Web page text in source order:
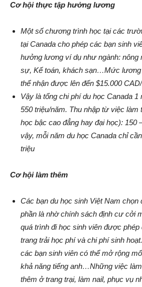
Cơ hội thực tập hưởng lương
Một số chương trình học tại các
tại Canada cho phép các bạn sinh
hưởng lương ví dụ như ngành: nông
sự, Kế toán, khách sạn…Mức lương
thể nhận được lên đến $15.000
Vậy là tổng chi phí du học Canada 1
550 triệu/năm. Thu nhập từ việc làm
học bậc cao đẳng hay đại học): 150
vậy, mỗi năm du học Canada chỉ
triệu
Cơ hội làm thêm
Các bạn du học sinh Việt Nam chọn
phần là nhờ chính sách định cư cởi
quá trình đi học sinh viên được phép
trang trải học phí và chi phí sinh
các bạn sinh viên có thể mở rộng
khả năng tiếng anh…Những việc
thêm ở trang trại, làm nail, phục vụ